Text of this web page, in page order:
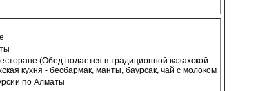
(Обед подается в традиционной казахской
кухня - бесбармак, манты, баурсак, чай с молоком
по Алматы